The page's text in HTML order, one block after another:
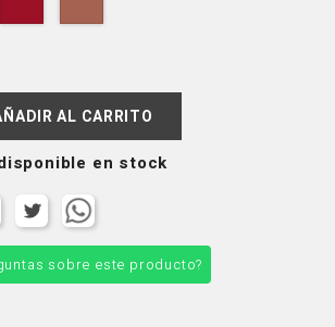
ChanceSeeker
AL CARRITO
en stock
sobre este producto?